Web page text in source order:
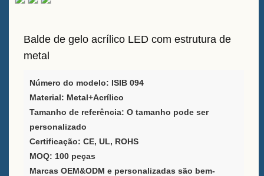
Chamativas
Negro em Forma de A à Venda
Provedor de Soluções de
Suporte personalizado para
menu de bar para mesa
Balde de gelo acrílico LED com estrutura de
metal
Número do modelo: ISIB 094
Material: Metal+Acrílico
Tamanho de referência: O tamanho pode ser
personalizado
Certificação: CE, UL, ROHS
MOQ: 100 peças
Marcas OEM&ODM e personalizadas são bem-